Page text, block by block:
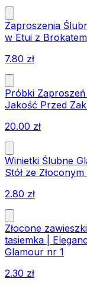
Zaproszenia
w Etui z Brokatem
7.80 zł
Próbki
Jakość Przed
20.00 zł
Winietki Ślubne
Stół ze
2.80 zł
Złocone
tasiemka |
Glamour nr 1
2.30 zł